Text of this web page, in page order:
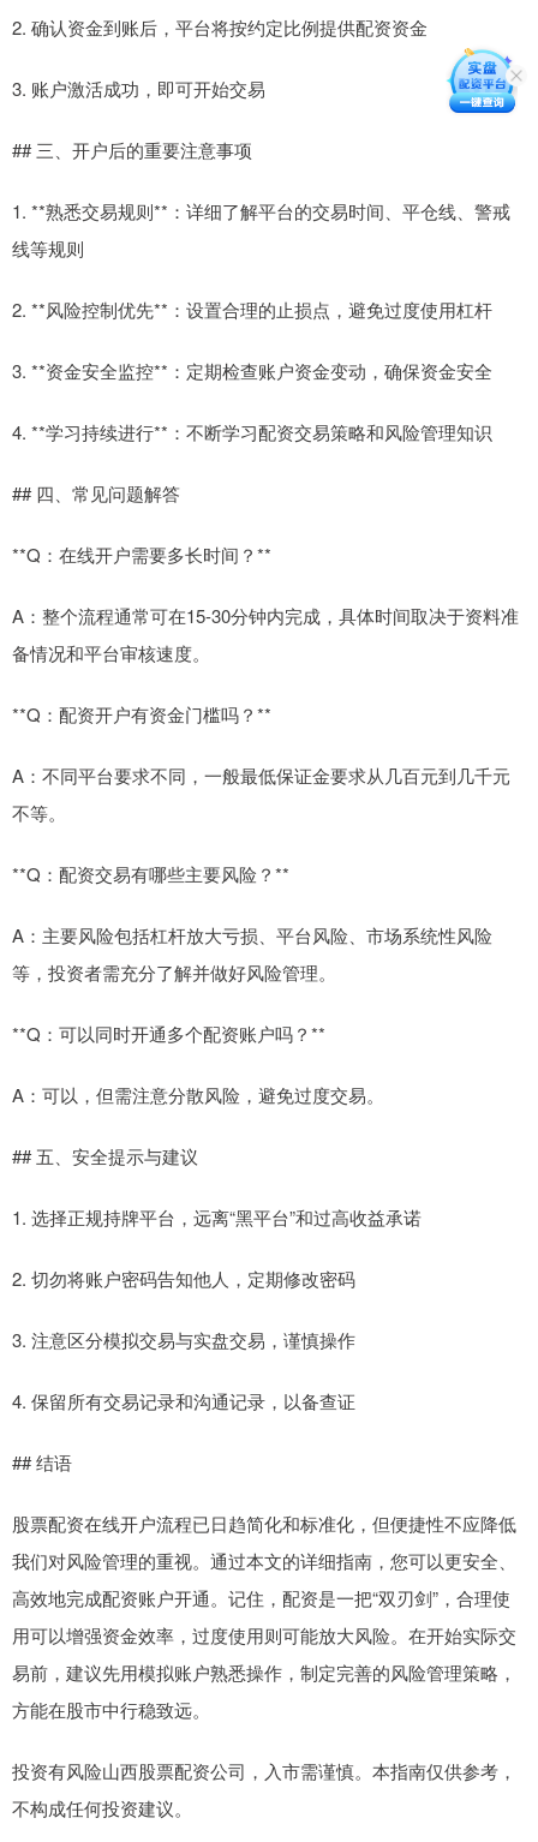
2. 确认资金到账后，平台将按约定比例提供配资资金
3. 账户激活成功，即可开始交易
## 三、开户后的重要注意事项
1. **熟悉交易规则**：详细了解平台的交易时间、平仓线、警戒
线等规则
2. **风险控制优先**：设置合理的止损点，避免过度使用杠杆
3. **资金安全监控**：定期检查账户资金变动，确保资金安全
4. **学习持续进行**：不断学习配资交易策略和风险管理知识
## 四、常见问题解答
**Q：在线开户需要多长时间？**
A：整个流程通常可在15-30分钟内完成，具体时间取决于资料准
备情况和平台审核速度。
**Q：配资开户有资金门槛吗？**
A：不同平台要求不同，一般最低保证金要求从几百元到几千元
不等。
**Q：配资交易有哪些主要风险？**
A：主要风险包括杠杆放大亏损、平台风险、市场系统性风险
等，投资者需充分了解并做好风险管理。
**Q：可以同时开通多个配资账户吗？**
A：可以，但需注意分散风险，避免过度交易。
## 五、安全提示与建议
1. 选择正规持牌平台，远离“黑平台”和过高收益承诺
2. 切勿将账户密码告知他人，定期修改密码
3. 注意区分模拟交易与实盘交易，谨慎操作
4. 保留所有交易记录和沟通记录，以备查证
## 结语
股票配资在线开户流程已日趋简化和标准化，但便捷性不应降低
我们对风险管理的重视。通过本文的详细指南，您可以更安全、
高效地完成配资账户开通。记住，配资是一把“双刃剑”，合理使
用可以增强资金效率，过度使用则可能放大风险。在开始实际交
易前，建议先用模拟账户熟悉操作，制定完善的风险管理策略，
方能在股市中行稳致远。
投资有风险山西股票配资公司，入市需谨慎。本指南仅供参考，
不构成任何投资建议。